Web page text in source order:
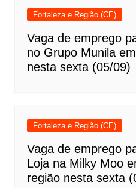
Fortaleza e Região (CE)
Vaga de emprego
no Grupo Munila
nesta sexta (05/09)
Fortaleza e Região (CE)
Vaga de emprego
Loja na Milky Moo
região nesta sexta